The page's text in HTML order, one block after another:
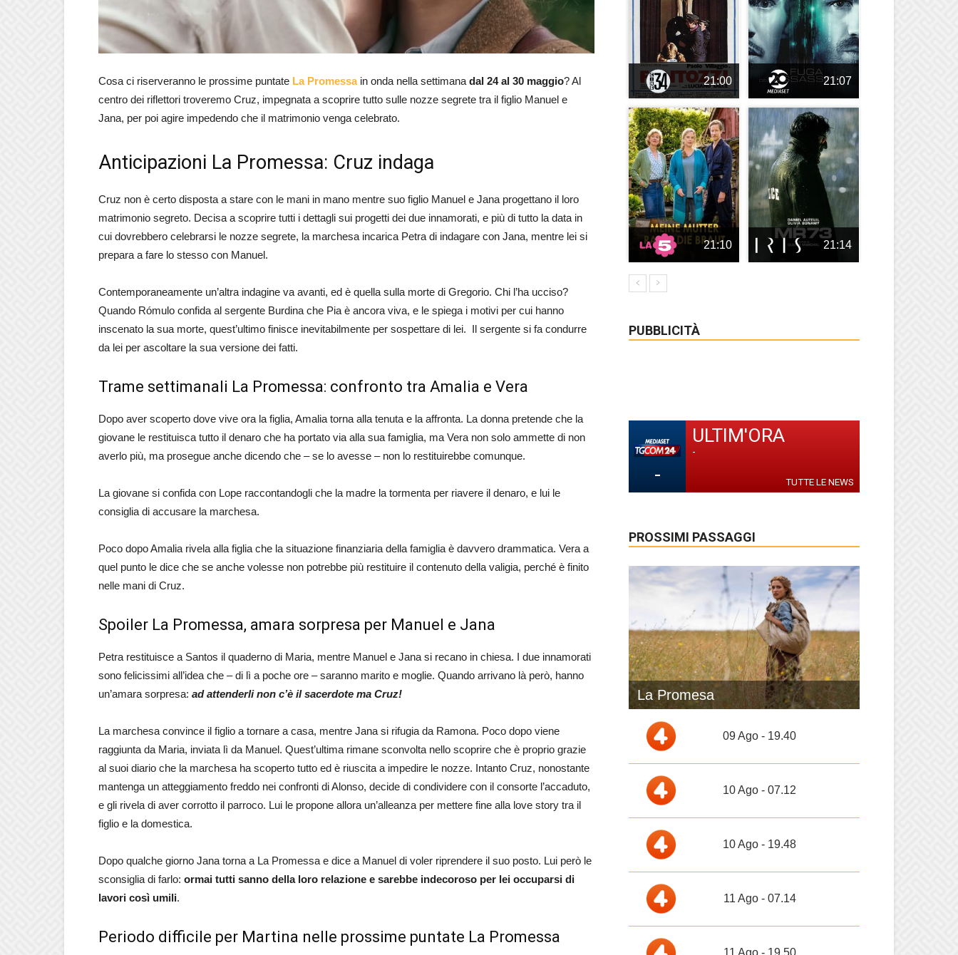
Cosa ci riserveranno le prossime puntate La Promessain onda nella settimana dal 24 al 30 maggio? Al
centro dei riflettori troveremo Cruz, impegnata a scoprire tutto sulle nozze segrete tra il figlio Manuel e
Jana, per poi agire impedendo che il matrimonio venga celebrato.
Anticipazioni La Promessa: Cruz indaga
Cruz non è certo disposta a stare con le mani in mano mentre suo figlio Manuel e Jana progettano il loro
matrimonio segreto. Decisa a scoprire tutti i dettagli sui progetti dei due innamorati, e più di tutto la data in
cui dovrebbero celebrarsi le nozze segrete, la marchesa incarica Petra di indagare con Jana, mentre lei si
prepara a fare lo stesso con Manuel.
Contemporaneamente un’altra indagine va avanti, ed è quella sulla morte di Gregorio. Chi l’ha ucciso?
Quando Rómulo confida al sergente Burdina che Pia è ancora viva, e le spiega i motivi per cui hanno
inscenato la sua morte, quest’ultimo finisce inevitabilmente per sospettare di lei. Il sergente si fa condurre
da lei per ascoltare la sua versione dei fatti.
Trame settimanali La Promessa: confronto tra Amalia e Vera
Dopo aver scoperto dove vive ora la figlia, Amalia torna alla tenuta e la affronta. La donna pretende che la
giovane le restituisca tutto il denaro che ha portato via alla sua famiglia, ma Vera non solo ammette di non
averlo più, ma prosegue anche dicendo che – se lo avesse – non lo restituirebbe comunque.
La giovane si confida con Lope raccontandogli che la madre la tormenta per riavere il denaro, e lui le
consiglia di accusare la marchesa.
Poco dopo Amalia rivela alla figlia che la situazione finanziaria della famiglia è davvero drammatica. Vera a
quel punto le dice che se anche volesse non potrebbe più restituire il contenuto della valigia, perché è finito
nelle mani di Cruz.
Spoiler La Promessa, amara sorpresa per Manuel e Jana
Petra restituisce a Santos il quaderno di Maria, mentre Manuel e Jana si recano in chiesa. I due innamorati
sono felicissimi all’idea che – di lì a poche ore – saranno marito e moglie. Quando arrivano là però, hanno
un’amara sorpresa: ad attenderli non c’è il sacerdote ma Cruz!
La marchesa convince il figlio a tornare a casa, mentre Jana si rifugia da Ramona. Poco dopo viene
raggiunta da Maria, inviata lì da Manuel. Quest’ultima rimane sconvolta nello scoprire che è proprio grazie
al suoi diario che la marchesa ha scoperto tutto ed è riuscita a impedire le nozze. Intanto Cruz, nonostante
mantenga un atteggiamento freddo nei confronti di Alonso, decide di condividere con il consorte l’accaduto,
e gli rivela di aver corrotto il parroco. Lui le propone allora un’alleanza per mettere fine alla love story tra il
figlio e la domestica.
Dopo qualche giorno Jana torna a La Promessa e dice a Manuel di voler riprendere il suo posto. Lui però le
sconsiglia di farlo: ormai tutti sanno della loro relazione e sarebbe indecoroso per lei occuparsi di
lavori così umili.
Periodo difficile per Martina nelle prossime puntate La Promessa
21:00 21:07
21:10 21:14
PUBBLICITÀ
-
ULTIM'ORA
-
TUTTE LE NEWS
PROSSIMI PASSAGGI
La Promesa
09 Ago - 19.40
10 Ago - 07.12
10 Ago - 19.48
11 Ago - 07.14
11 Ago - 19.50